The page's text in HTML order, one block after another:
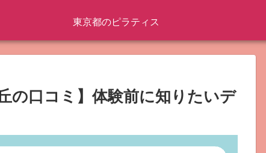
東京都のピラティス
の口コミ】体験前に知りたいデ